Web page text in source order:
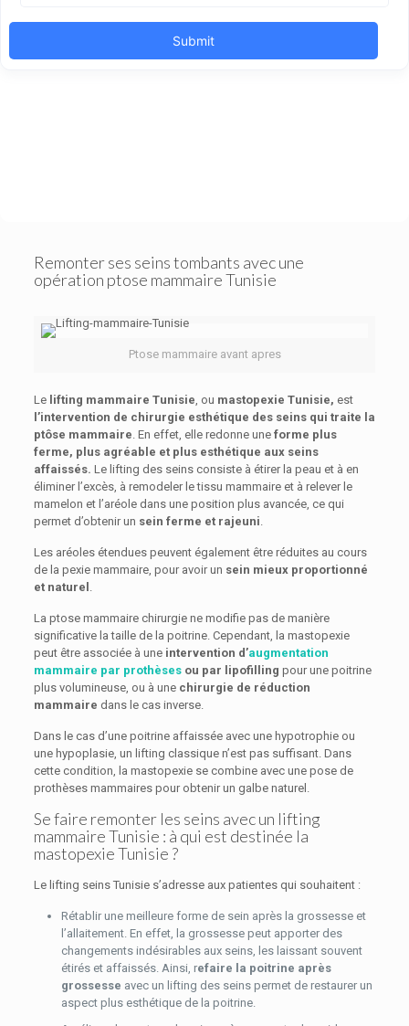
Remonter ses seins tombants avec une
opération ptose mammaire Tunisie
Ptose mammaire avant apres
Le lifting mammaire Tunisie, ou mastopexie Tunisie, est
l’intervention de chirurgie esthétique des seins qui traite la
ptôse mammaire. En effet, elle redonne une forme plus
ferme, plus agréable et plus esthétique aux seins
affaissés. Le lifting des seins consiste à étirer la peau et à en
éliminer l’excès, à remodeler le tissu mammaire et à relever le
mamelon et l’aréole dans une position plus avancée, ce qui
permet d’obtenir un sein ferme et rajeuni.
Les aréoles étendues peuvent également être réduites au cours
de la pexie mammaire, pour avoir un sein mieux proportionné
et naturel .
La ptose mammaire chirurgie ne modifie pas de manière
significative la taille de la poitrine. Cependant, la mastopexie
peut être associée à une intervention d’augmentation
mammaire par prothèsesou par lipofilling pour une poitrine
plus volumineuse, ou à une chirurgie de réduction
mammaire dans le cas inverse.
Dans le cas d’une poitrine affaissée avec une hypotrophie ou
une hypoplasie, un lifting classique n’est pas suffisant. Dans
cette condition, la mastopexie se combine avec une pose de
prothèses mammaires pour obtenir un galbe naturel.
Se faire remonter les seins avec un lifting
mammaire Tunisie : à qui est destinée la
mastopexie Tunisie ?
Le lifting seins Tunisie s’adresse aux patientes qui souhaitent :
Rétablir une meilleure forme de sein après la grossesse et
l’allaitement. En effet, la grossesse peut apporter des
changements indésirables aux seins, les laissant souvent
étirés et affaissés. Ainsi, refaire la poitrine après
grossesse avec un lifting des seins permet de restaurer un
aspect plus esthétique de la poitrine.